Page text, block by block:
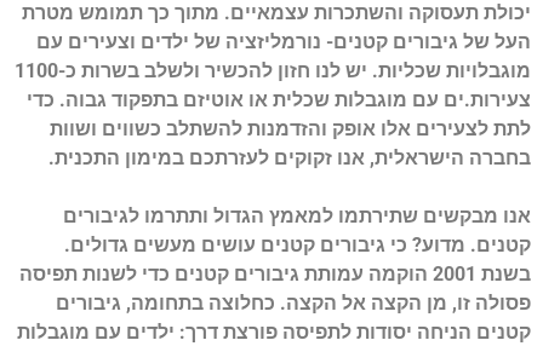
יכולת תעסוקה והשתכרות עצמאיים. מתוך כך תמומש מטרת
העל של גיבורים קטנים- נורמליזציה של ילדים וצעירים עם
מוגבלויות שכליות. יש לנו חזון להכשיר ולשלב בשרות כ-1100
צעירות.ים עם מוגבלות שכלית או אוטיזם בתפקוד גבוה. כדי
לתת לצעירים אלו אופק והזדמנות להשתלב כשווים ושוות
בחברה הישראלית, אנו זקוקים לעזרתכם במימון התכנית.
אנו מבקשים שתירתמו למאמץ הגדול ותתרמו לגיבורים
קטנים. מדוע? כי גיבורים קטנים עושים מעשים גדולים.
בשנת 2001 הוקמה עמותת גיבורים קטנים כדי לשנות תפיסה
פסולה זו, מן הקצה אל הקצה. כחלוצה בתחומה, גיבורים
קטנים הניחה יסודות לתפיסה פורצת דרך: ילדים עם מוגבלות